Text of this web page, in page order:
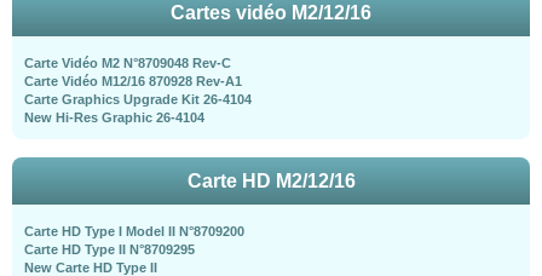
Cartes vidéo M2/12/16
Carte Vidéo M2 N°8709048 Rev-C
Carte Vidéo M12/16 870928 Rev-A1
Carte Graphics Upgrade Kit 26-4104
New Hi-Res Graphic 26-4104
Carte HD M2/12/16
Carte HD Type I Model II N°8709200
Carte HD Type II N°8709295
New Carte HD Type II